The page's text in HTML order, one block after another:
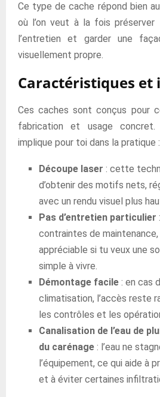
Ce type de cache répond bien
où l’on veut à la fois préserver
l’entretien et garder une
visuellement propre.
Caractéristiques et
Ces caches sont conçus pour
fabrication et usage
implique pour toi dans la pratique :
Découpe laser : cette
d’obtenir des motifs nets,
avec un rendu visuel plus
Pas d’entretien particulier
contraintes de
appréciable si tu veux une
simple à vivre.
Démontage facile : en cas
climatisation, l’accès reste
les contrôles et les
Canalisation de l’eau de
du carénage : l’eau ne
l’équipement, ce qui aide à
et à éviter certaines